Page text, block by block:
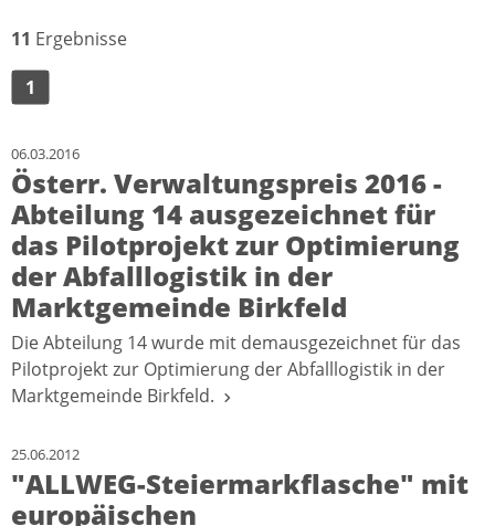
11 Ergebnisse
1
06.03.2016
Österr. Verwaltungspreis 2016 -
Abteilung 14 ausgezeichnet für
das Pilotprojekt zur Optimierung
der Abfalllogistik in der
Marktgemeinde Birkfeld
Die Abteilung 14 wurde mit demausgezeichnet für das
Pilotprojekt zur Optimierung der Abfalllogistik in der
Marktgemeinde Birkfeld.
25.06.2012
"ALLWEG-Steiermarkflasche" mit
europäischen